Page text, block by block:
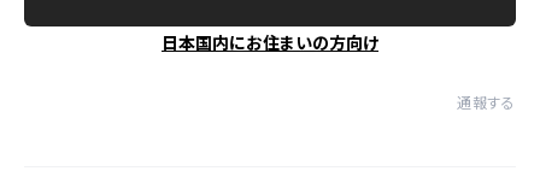
日本国内にお住まいの方向け
通報する